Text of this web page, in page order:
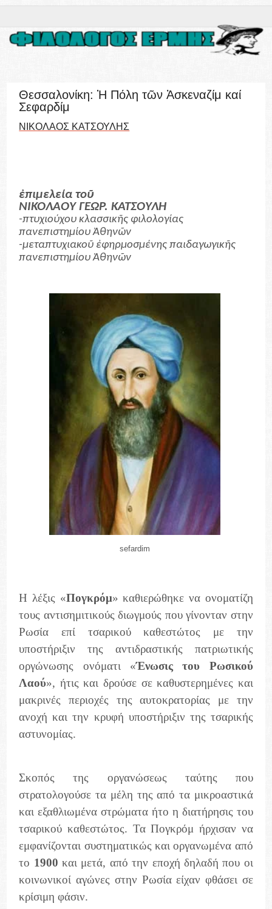
Θεσσαλονίκη: Ἡ Πόλη τῶν Ἀσκεναζίμ καί
Σεφαρδίμ
ΝΙΚΟΛΑΟΣ ΚΑΤΣΟΥΛΗΣ
ἐπιμελεία τοῦ
ΝΙΚΟΛΑΟΥ ΓΕΩΡ. ΚΑΤΣΟΥΛΗ
-πτυχιούχου κλασσικῆς φιλολογίας
πανεπιστημίου Ἀθηνῶν
-μεταπτυχιακοῦ ἐφηρμοσμένης παιδαγωγικῆς
πανεπιστημίου Ἀθηνῶν
sefardim
Η λέξις «Πογκρόμ» καθιερώθηκε να ονοματίζη
τους αντισημιτικούς διωγμούς που γίνονταν στην
Ρωσία επί τσαρικού καθεστώτος με την
υποστήριξιν της αντιδραστικής πατριωτικής
οργώνωσης ονόματι «Ένωσις του Ρωσικού
Λαού», ήτις και δρούσε σε καθυστερημένες και
μακρινές περιοχές της αυτοκρατορίας με την
ανοχή και την κρυφή υποστήριξιν της τσαρικής
αστυνομίας.
Σκοπός της οργανώσεως ταύτης που
στρατολογούσε τα μέλη της από τα μικροαστικά
και εξαθλιωμένα στρώματα ήτο η διατήρησις του
τσαρικού καθεστώτος. Τα Πογκρόμ ήρχισαν να
εμφανίζονται συστηματικώς και οργανωμένα από
το 1900 και μετά, από την εποχή δηλαδή που οι
κοινωνικοί αγώνες στην Ρωσία είχαν φθάσει σε
κρίσιμη φάσιν.